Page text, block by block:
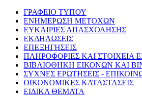
ΓΡΑΦΕΙΟ ΤΥΠΟΥ
ΕΝΗΜΕΡΩΣΗ ΜΕΤΟΧΩΝ
ΕΥΚΑΙΡΙΕΣ ΑΠΑΣΧΟΛΗΣΗΣ
ΕΚΔΗΛΩΣΕΙΣ
ΕΠΕΞΗΓΗΣΕΙΣ
ΠΛΗΡΟΦΟΡΙΕΣ ΚΑΙ ΣΤΟΙΧΕΙΑ
ΒΙΒΛΙΟΘΗΚΗ ΕΙΚΟΝΩΝ ΚΑΙ
ΣΥΧΝΕΣ ΕΡΩΤΗΣΕΙΣ -
ΟΙΚΟΝΟΜΙΚΕΣ ΚΑΤΑΣΤΑΣΕΙΣ
ΕΙΔΙΚΑ ΘΕΜΑΤΑ